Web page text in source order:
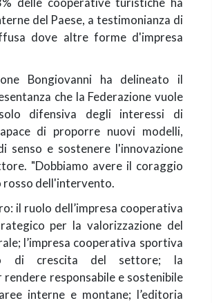
del Paese, a testimonianza di
dove altre forme d'impresa
Bongiovanni ha delineato il
che la Federazione vuole
difensiva degli interessi di
di proporre nuovi modelli,
senso e sostenere l'innovazione
"Dobbiamo avere il coraggio
rosso dell'intervento.
il ruolo dell’impresa cooperativa
per la valorizzazione del
l’impresa cooperativa sportiva
di crescita del settore; la
rendere responsabile e sostenibile
interne e montane; l’editoria